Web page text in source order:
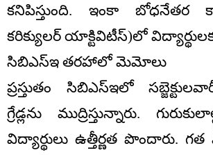
కనిపిస్తుంది. ఇంకా బోధనేతర
కరిక్యులర్ యాక్టివిటీస్)లో విద్యార్థులకు
సిబిఎస్‌ఇ తరహాలో మెమోలు
ప్రస్తుతం సిబిఎస్‌ఇలో
గ్రేడ్లను ముద్రిస్తున్నారు.
విద్యార్థులు ఉత్తీర్ణత పొందారు.